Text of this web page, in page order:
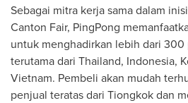
Sebagai mitra kerja sama dalam
Canton Fair, PingPong
untuk menghadirkan lebih dari
terutama dari Thailand, Indonesia,
Vietnam. Pembeli akan mudah
penjual teratas dari Tiongkok dan